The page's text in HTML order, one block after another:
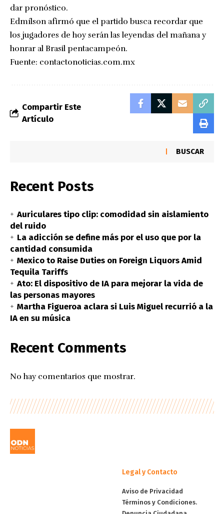
dar pronóstico.
Edmílson afirmó que el partido busca recordar que
los jugadores de hoy serán las leyendas del mañana y
honrar al Brasil pentacampeón.
Fuente: contactonoticias.com.mx
Compartir Este
Artículo
BUSCAR
Recent Posts
Auriculares tipo clip: comodidad sin aislamiento
del ruido
La adicción se define más por el uso que por la
cantidad consumida
Mexico to Raise Duties on Foreign Liquors Amid
Tequila Tariffs
Ato: El dispositivo de IA para mejorar la vida de
las personas mayores
Martha Figueroa aclara si Luis Miguel recurrió a la
IA en su música
Recent Comments
No hay comentarios que mostrar.
Legal y Contacto
Aviso de Privacidad
Términos y Condiciones.